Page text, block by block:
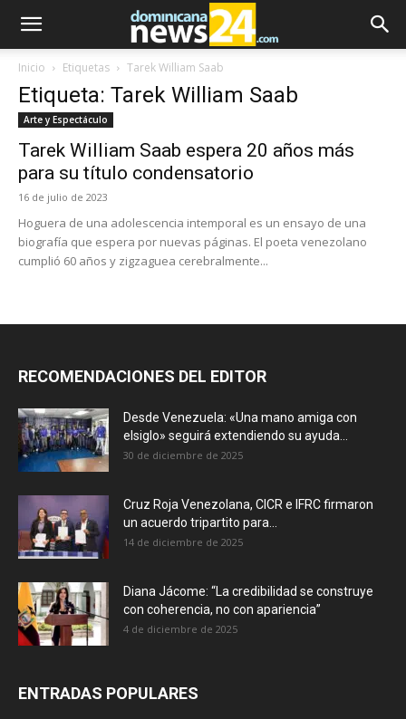
Inicio Etiquetas Tarek William Saab
Etiqueta: Tarek William Saab
Arte y Espectáculo
Tarek William Saab espera 20 años más
para su título condensatorio
16 de julio de 2023
Hoguera de una adolescencia intemporal es un ensayo de una
biografía que espera por nuevas páginas. El poeta venezolano
cumplió 60 años y zigzaguea cerebralmente...
RECOMENDACIONES DEL EDITOR
Desde Venezuela: «Una mano amiga con
elsiglo» seguirá extendiendo su ayuda...
30 de diciembre de 2025
Cruz Roja Venezolana, CICR e IFRC firmaron
un acuerdo tripartito para...
14 de diciembre de 2025
Diana Jácome: “La credibilidad se construye
con coherencia, no con apariencia”
4 de diciembre de 2025
ENTRADAS POPULARES